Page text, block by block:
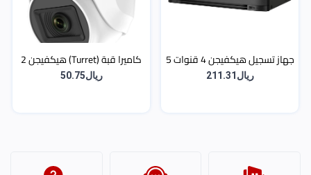
جهاز تسجيل هيكفيجن 4 قنوات 5
ميجا (3K) بتقنية AcuSense
ريال211.31
كاميرا قبة (Turret) هيكفيجن 2
ميجا (1080p) داخلية بلاستيك -ريال50.75